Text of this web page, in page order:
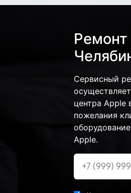
Ремонт
Сервисный
центра Apple
пожелания
Apple.